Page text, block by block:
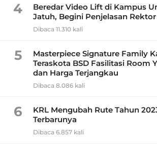
4
Beredar Video Lift di Kampus
Jatuh, Begini Penjelasan
Dibaca 11.310 kali
5
Masterpiece Signature Family
Teraskota BSD Fasilitasi Room
dan Harga Terjangkau
Dibaca 8.086 kali
6
KRL Mengubah Rute Tahun
Terbarunya
Dibaca 6.857 kali